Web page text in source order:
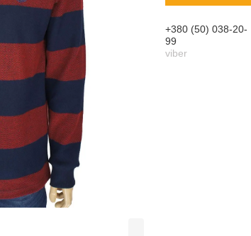
+380 (50) 038-20-
99
viber